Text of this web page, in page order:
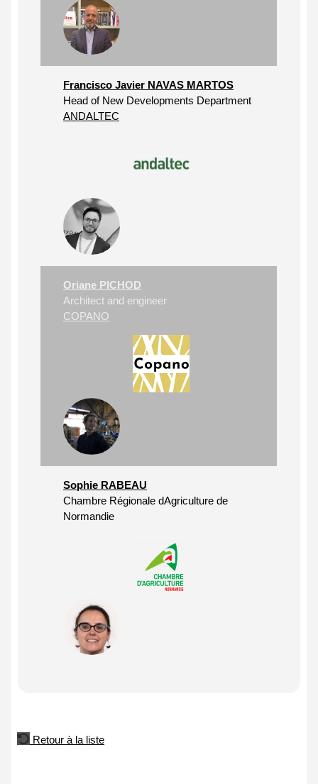
Francisco Javier NAVAS MARTOS
Head of New Developments Department
ANDALTEC
Oriane PICHOD
Architect and engineer
COPANO
Sophie RABEAU
Chambre Régionale dAgriculture de
Normandie
Retour à la liste